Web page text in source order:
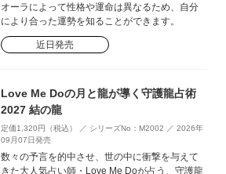
オーラによって性格や運命は異なるため、自分
により合った運勢を知ることができます。
近日発売
Love Me Doの月と龍が導く守護龍占術
2027 結の龍
定価1,320円（税込） ／ シリーズNo：M2002 ／ 2026年
09月07日発売
数々の予言を的中させ、世の中に衝撃を与えて
きた大人気占い師・Love Me Doが占う、守護龍